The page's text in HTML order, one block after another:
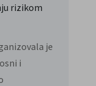
rizikom
je
i